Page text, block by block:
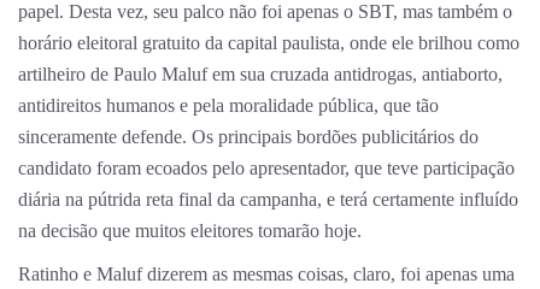
papel. Desta vez, seu palco não foi apenas o SBT, mas também o
horário eleitoral gratuito da capital paulista, onde ele brilhou como
artilheiro de Paulo Maluf em sua cruzada antidrogas, antiaborto,
antidireitos humanos e pela moralidade pública, que tão
sinceramente defende. Os principais bordões publicitários do
candidato foram ecoados pelo apresentador, que teve participação
diária na pútrida reta final da campanha, e terá certamente influído
na decisão que muitos eleitores tomarão hoje.
Ratinho e Maluf dizerem as mesmas coisas, claro, foi apenas uma